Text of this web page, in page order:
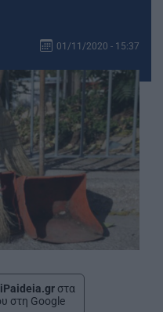
01/11/2020 - 15:37
iPaideia.gr στα
στη Google